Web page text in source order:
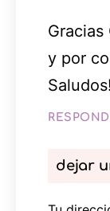
y por
Saludos!
dejar